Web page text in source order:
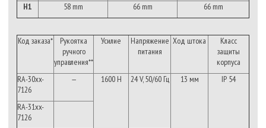
H1
58 mm 66 mm 66 mm
Код заказа*
Рукоятка
ручного
управления**
Усилие
Напряжение
питания
Ход штока
Класс
защиты
корпуса
RA-30xx-
7126
— 1600 Н 24 V, 50/60 Гц 13 мм IP 54
RA-31xx-
7126